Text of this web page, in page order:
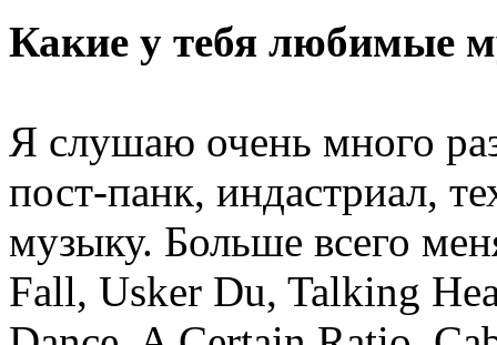
Какие у тебя любимые
Я слушаю очень много
пост-панк, индастриал,
музыку. Больше всего
Fall, Usker Du, Talking